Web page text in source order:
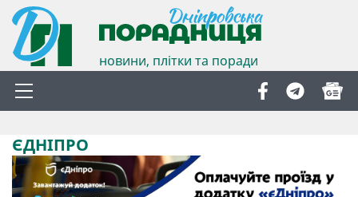
новини, плітки та поради
ЄДНІПРО